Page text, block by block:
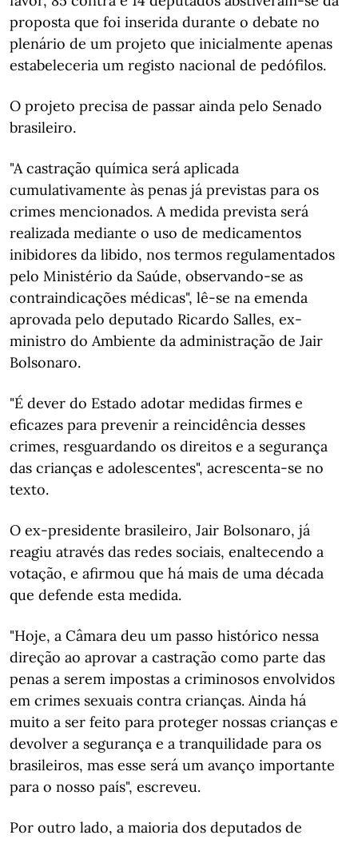
proposta que foi inserida durante o debate no
plenário de um projeto que inicialmente apenas
estabeleceria um registo nacional de pedófilos.
O projeto precisa de passar ainda pelo Senado
brasileiro.
"A castração química será aplicada
cumulativamente às penas já previstas para os
crimes mencionados. A medida prevista será
realizada mediante o uso de medicamentos
inibidores da libido, nos termos regulamentados
pelo Ministério da Saúde, observando-se as
contraindicações médicas", lê-se na emenda
aprovada pelo deputado Ricardo Salles, ex-
ministro do Ambiente da administração de Jair
Bolsonaro.
"É dever do Estado adotar medidas firmes e
eficazes para prevenir a reincidência desses
crimes, resguardando os direitos e a segurança
das crianças e adolescentes", acrescenta-se no
texto.
O ex-presidente brasileiro, Jair Bolsonaro, já
reagiu através das redes sociais, enaltecendo a
votação, e afirmou que há mais de uma década
que defende esta medida.
"Hoje, a Câmara deu um passo histórico nessa
direção ao aprovar a castração como parte das
penas a serem impostas a criminosos envolvidos
em crimes sexuais contra crianças. Ainda há
muito a ser feito para proteger nossas crianças e
devolver a segurança e a tranquilidade para os
brasileiros, mas esse será um avanço importante
para o nosso país", escreveu.
Por outro lado, a maioria dos deputados de